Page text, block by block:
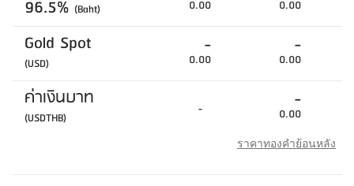
96.5% (Baht) 0.00 0.00
Gold Spot
(USD)
-
0.00
-
0.00
ค่าเงินบาท
(USDTHB) - -
0.00
ราคาทองคำย้อนหลัง